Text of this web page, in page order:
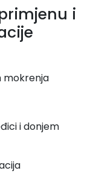
i
mokrenja
i donjem